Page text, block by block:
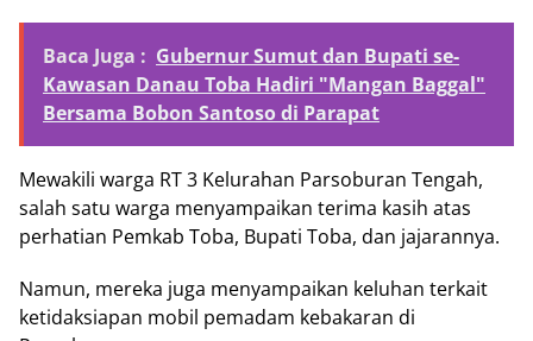
Baca Juga : Gubernur Sumut dan Bupati se-
Kawasan Danau Toba Hadiri "Mangan Baggal"
Bersama Bobon Santoso di Parapat
Mewakili warga RT 3 Kelurahan Parsoburan Tengah,
salah satu warga menyampaikan terima kasih atas
perhatian Pemkab Toba, Bupati Toba, dan jajarannya.
Namun, mereka juga menyampaikan keluhan terkait
ketidaksiapan mobil pemadam kebakaran di